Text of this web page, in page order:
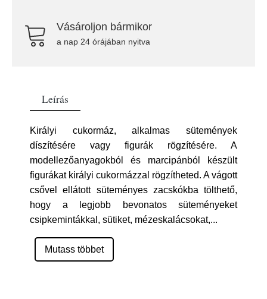
Vásároljon bármikor
a nap 24 órájában nyitva
Leírás
Királyi cukormáz, alkalmas sütemények
díszítésére vagy figurák rögzítésére. A
modellezőanyagokból és marcipánból készült
figurákat királyi cukormázzal rögzítheted. A vágott
csővel ellátott süteményes zacskókba tölthető,
hogy a legjobb bevonatos süteményeket
csipkemintákkal, sütiket, mézeskalácsokat,...
Mutass többet